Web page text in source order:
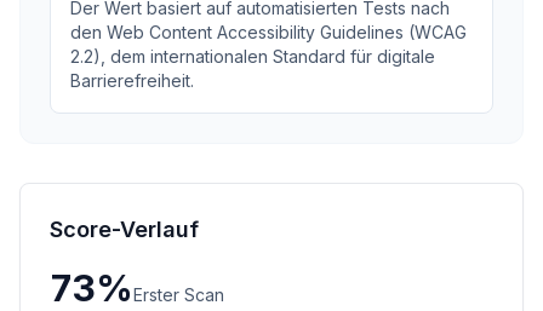
Der Wert basiert auf automatisierten Tests nach
den Web Content Accessibility Guidelines (WCAG
2.2), dem internationalen Standard für digitale
Barrierefreiheit.
Score-Verlauf
73%Erster Scan